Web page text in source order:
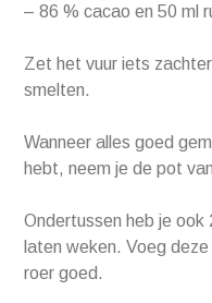
– 86 % cacao en 50 ml
Zet het vuur iets
smelten.
Wanneer alles goed
hebt, neem je de pot
Ondertussen heb je
laten weken. Voeg
roer goed.